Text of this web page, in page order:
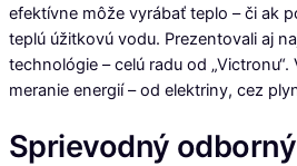
efektívne môže vyrábať teplo – či ak
teplú úžitkovú vodu. Prezentovali aj
technológie – celú radu od
meranie energií – od elektriny, cez
Sprievodný